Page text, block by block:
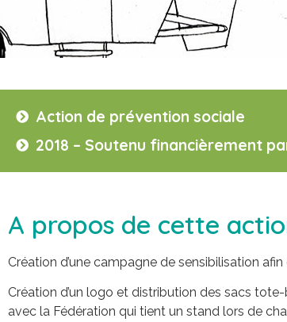
Action de prévention sociale
2018 – Soutenu financièrement
A propos de cette
Création d’une campagne de sensibilisation
Création d’un logo et distribution des sacs
avec la Fédération qui tient un stand lors de